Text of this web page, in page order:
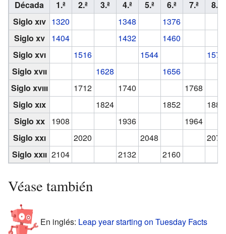
Década
1.ª 2.ª 3.ª 4.ª 5.ª 6.ª 7.ª
8.ª
Siglo xiv 1320 1348
1376
Siglo xv 1404 1432
1460
Siglo xvi 1516 1544
1572
Siglo xvii 1628
1656
Siglo xviii 1712 1740
1768
Siglo xix 1824 1852
1880
Siglo xx 1908 1936
1964
Siglo xxi 2020 2048
2076
Siglo xxii 2104 2132 2160
Véase también
En inglés: Leap year starting on Tuesday Facts